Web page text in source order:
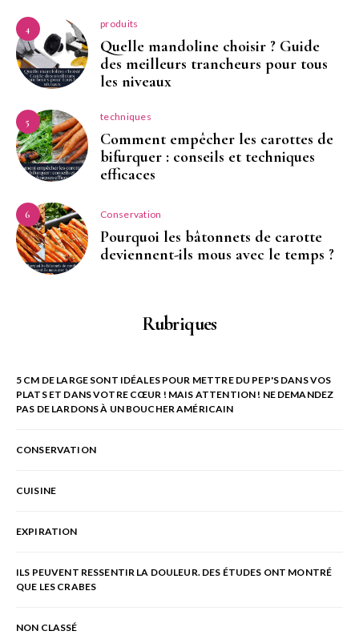
4 produits
Quelle mandoline choisir ? Guide
des meilleurs trancheurs pour tous
les niveaux
5 techniques
Comment empêcher les carottes de
bifurquer : conseils et techniques
efficaces
6 Conservation
Pourquoi les bâtonnets de carotte
deviennent-ils mous avec le temps ?
Rubriques
5 CM DE LARGE SONT IDÉALES POUR METTRE DU PEP'S DANS VOS
PLATS ET DANS VOTRE CŒUR ! MAIS ATTENTION ! NE DEMANDEZ
PAS DE LARDONS À UN BOUCHER AMÉRICAIN
CONSERVATION
CUISINE
EXPIRATION
ILS PEUVENT RESSENTIR LA DOULEUR. DES ÉTUDES ONT MONTRÉ
QUE LES CRABES
NON CLASSÉ